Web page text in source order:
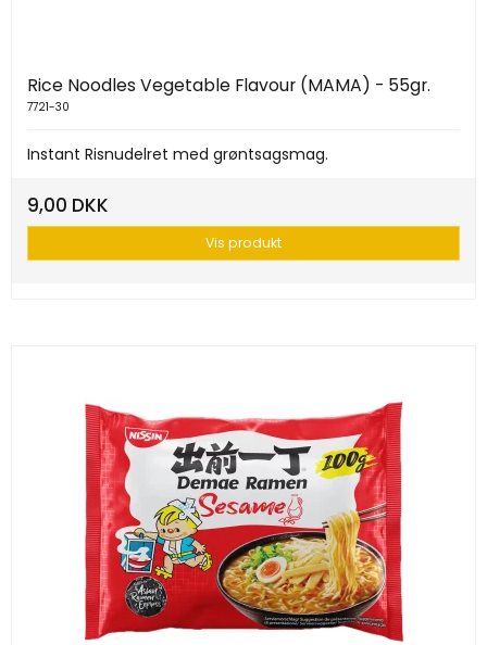
Rice Noodles Vegetable Flavour (MAMA) - 55gr.
7721-30
Instant Risnudelret med grøntsagsmag.
9,00 DKK
Vis produkt